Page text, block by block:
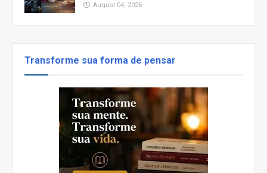
August 04, 2026
Transforme sua forma de pensar